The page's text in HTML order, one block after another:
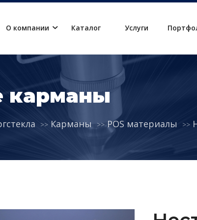
О компании Каталог Услуги
карманы
Карманы POS материалы